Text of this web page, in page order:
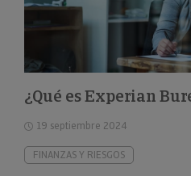
¿Qué es Experian
19 septiembre 2024
FINANZAS Y RIESGOS